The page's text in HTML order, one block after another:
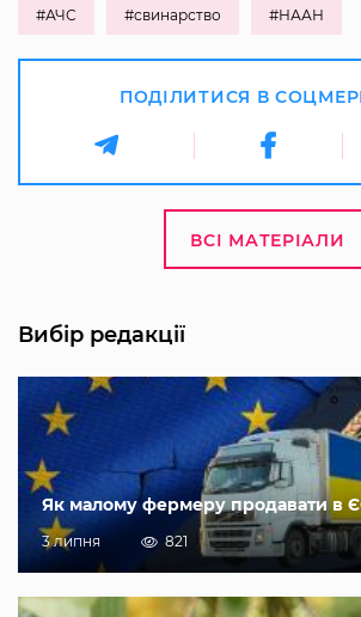
#АЧС #свинарство #НААН
ПОДІЛИТИСЯ В
ВСІ МАТЕРІАЛИ
Вибір редакції
Як малому фермеру продавати в
3 липня 821